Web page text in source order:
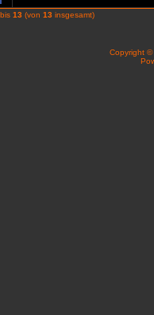
bis 13 (von 13 insgesamt)
Copyright